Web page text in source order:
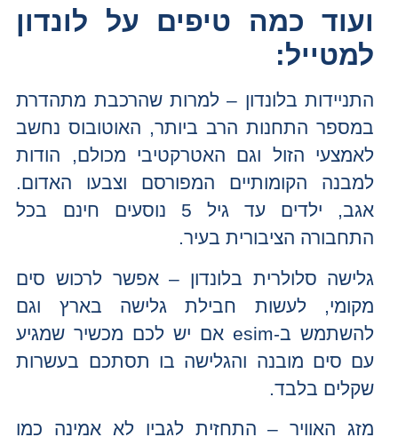
ועוד כמה טיפים על לונדון
למטייל:
התניידות בלונדון – למרות שהרכבת מתהדרת
במספר התחנות הרב ביותר, האוטובוס נחשב
לאמצעי הזול וגם האטרקטיבי מכולם, הודות
למבנה הקומותיים המפורסם וצבעו האדום.
אגב, ילדים עד גיל 5 נוסעים חינם בכל
התחבורה הציבורית בעיר.
גלישה סלולרית בלונדון – אפשר לרכוש סים
מקומי, לעשות חבילת גלישה בארץ וגם
להשתמש ב-esim אם יש לכם מכשיר שמגיע
עם סים מובנה והגלישה בו תסתכם בעשרות
שקלים בלבד.
מזג האוויר – התחזית לגביו לא אמינה כמו